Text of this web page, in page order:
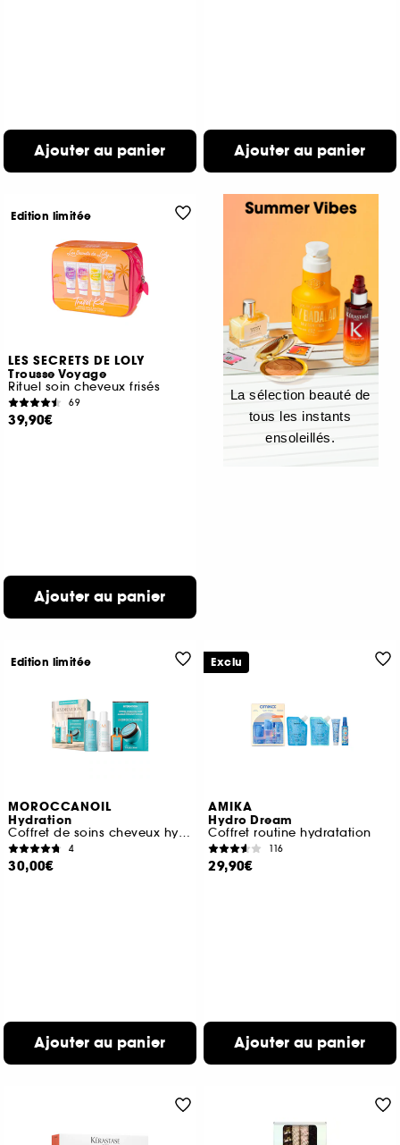
Ajouter au panier Ajouter au panier
LES SECRETS DE LOLY
Trousse Voyage
Rituel soin cheveux frisés
69
39,90€
Ajouter au panier
Edition limitée
La sélection beauté de
tous les instants
ensoleillés.
MOROCCANOIL
Hydration
Coffret de soins cheveux hydratants
4
30,00€
Ajouter au panier
Edition limitée
AMIKA
Hydro Dream
Coffret routine hydratation
116
29,90€
Ajouter au panier
Exclu